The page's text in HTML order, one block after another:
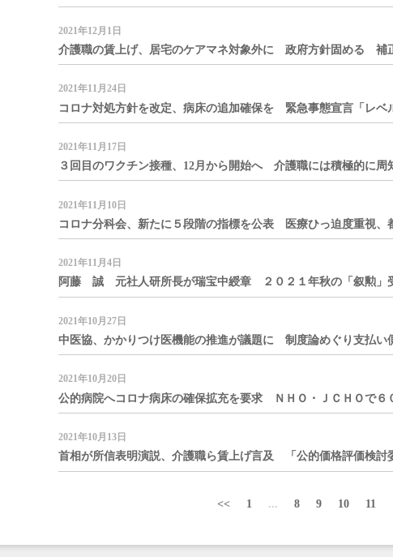
2021年12月1日
介護職の賃上げ、居宅のケアマネ対象外に 政府方針固める 補
2021年11月24日
コロナ対処方針を改定、病床の追加確保を 緊急事態宣言「レベ
2021年11月17日
３回目のワクチン接種、12月から開始へ 介護職には積極的に周
2021年11月10日
コロナ分科会、新たに５段階の指標を公表 医療ひっ迫度重視、
2021年11月4日
阿藤 誠 元社人研所長が瑞宝中綬章 ２０２１年秋の「叙勲」受
2021年10月27日
中医協、かかりつけ医機能の推進が議題に 制度論めぐり支払い
2021年10月20日
公的病院へコロナ病床の確保拡充を要求 ＮＨＯ・ＪＣＨＯで６
2021年10月13日
首相が所信表明演説、介護職ら賃上げ言及 「公的価格評価検討
<< 1 ... 8 9 10 11